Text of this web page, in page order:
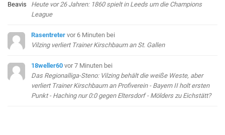
Heute vor 26 Jahren: 1860 spielt in Leeds um die Champions
League
Rasentreter vor 6 Minuten bei
Vilzing verliert Trainer Kirschbaum an St. Gallen
18weller60 vor 7 Minuten bei
Das Regionalliga-Steno: Vilzing behält die weiße Weste, aber
verliert Trainer Kirschbaum an Profiverein - Bayern II holt ersten
Punkt - Haching nur 0:0 gegen Eltersdorf - Mölders zu Eichstätt?